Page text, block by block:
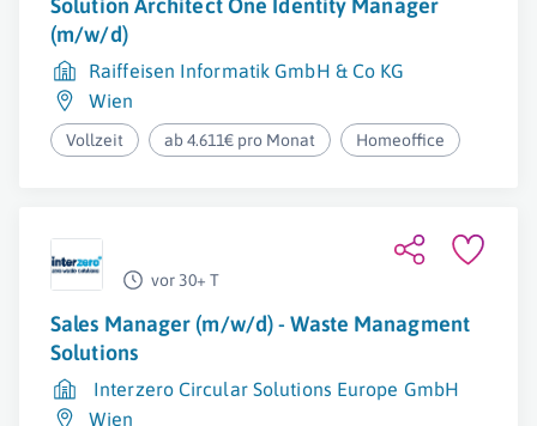
Solution Architect One Identity Manager
(m/w/d)
Raiffeisen Informatik GmbH & Co KG
Wien
Vollzeit ab 4.611€ pro Monat Homeoffice
vor 30+ T
Sales Manager (m/w/d) - Waste Managment
Solutions
Interzero Circular Solutions Europe GmbH
Wien